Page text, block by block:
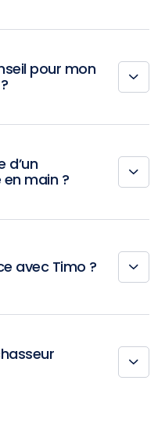
pour mon
d’un
main ?
avec Timo ?